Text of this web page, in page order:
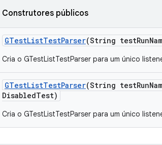
Construtores públicos
GTestListTestParser(String testRun
Cria o GTestListTestParser para um único
GTestListTestParser(String testRun
DisabledTest)
Cria o GTestListTestParser para um único